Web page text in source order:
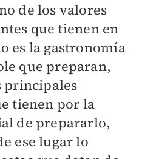
de los valores
que tienen en
es la gastronomía
que preparan,
principales
tienen por la
de prepararlo,
ese lugar lo